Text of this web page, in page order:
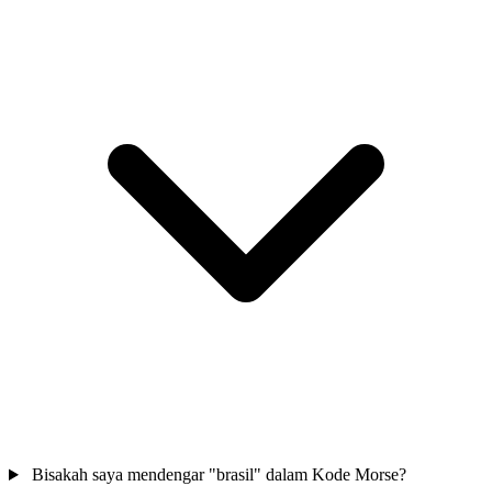
Bisakah saya mendengar "brasil" dalam Kode Morse?